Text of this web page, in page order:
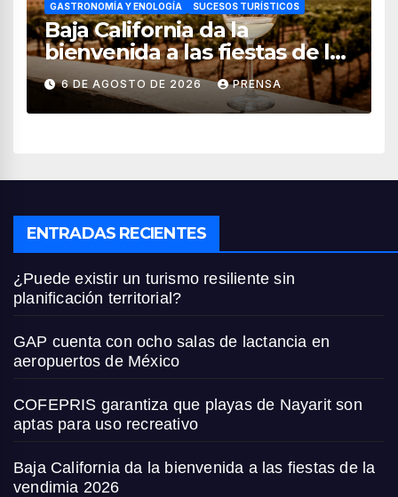
GASTRONOMÍA Y ENOLOGÍA SUCESOS TURÍSTICOS
Baja California da la
bienvenida a las fiestas de la
vendimia 2026
6 DE AGOSTO DE 2026 PRENSA
ENTRADAS RECIENTES
¿Puede existir un turismo resiliente sin
planificación territorial?
GAP cuenta con ocho salas de lactancia en
aeropuertos de México
COFEPRIS garantiza que playas de Nayarit son
aptas para uso recreativo
Baja California da la bienvenida a las fiestas de la
vendimia 2026